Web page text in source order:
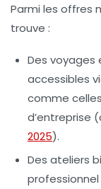
Parmi les offres
trouve :
Des
accessibles
comme
d’entreprise
2025).
Des ateliers